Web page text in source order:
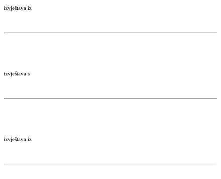
izvještava iz
izvještava s
izvještava iz